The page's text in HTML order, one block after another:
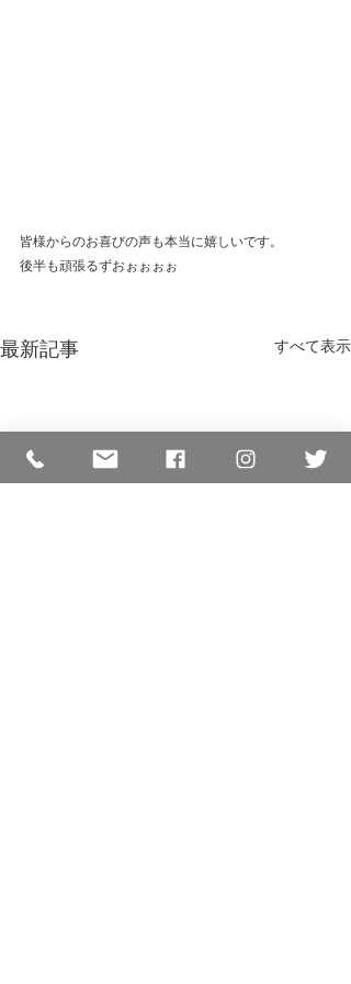
皆様からのお喜びの声も本当に嬉しいです。
後半も頑張るずおぉぉぉぉ
最新記事 すべて表示